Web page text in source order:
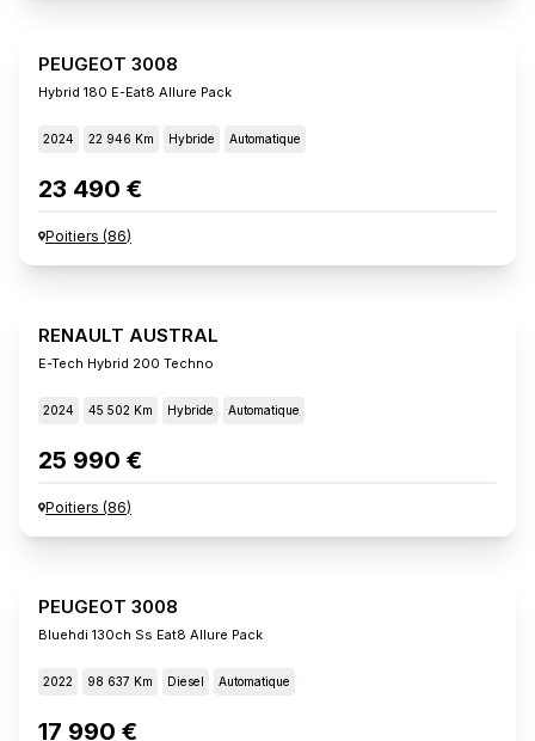
PEUGEOT 3008
Hybrid 180 E-Eat8 Allure Pack
2024 22 946 Km Hybride Automatique
23 490 €
Poitiers (86)
RENAULT AUSTRAL
E-Tech Hybrid 200 Techno
2024 45 502 Km Hybride Automatique
25 990 €
Poitiers (86)
PEUGEOT 3008
Bluehdi 130ch Ss Eat8 Allure Pack
2022 98 637 Km Diesel Automatique
17 990 €